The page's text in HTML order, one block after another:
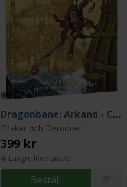
Dragonbane: Arkand - City of Waves and Flames
Drakar och Demoner
399 kr
Längre leveranstid
Beställ